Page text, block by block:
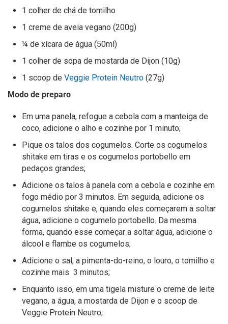
1 colher de chá de tomilho
1 creme de aveia vegano (200g)
¼ de xícara de água (50ml)
1 colher de sopa de mostarda de Dijon (10g)
1 scoop de Veggie Protein Neutro (27g)
Modo de preparo
Em uma panela, refogue a cebola com a manteiga de
coco, adicione o alho e cozinhe por 1 minuto;
Pique os talos dos cogumelos. Corte os cogumelos
shitake em tiras e os cogumelos portobello em
pedaços grandes;
Adicione os talos à panela com a cebola e cozinhe em
fogo médio por 3 minutos. Em seguida, adicione os
cogumelos shitake e, quando eles começarem a soltar
água, adicione o cogumelo portobello. Da mesma
forma, quando esse começar a soltar água, adicione o
álcool e flambe os cogumelos;
Adicione o sal, a pimenta-do-reino, o louro, o tomilho e
cozinhe mais 3 minutos;
Enquanto isso, em uma tigela misture o creme de leite
vegano, a água, a mostarda de Dijon e o scoop de
Veggie Protein Neutro;